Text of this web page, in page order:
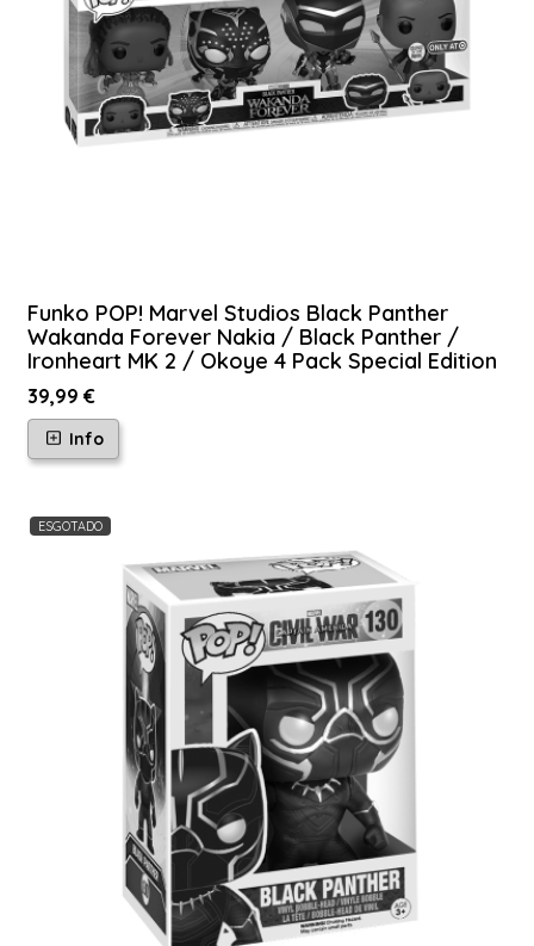
Funko POP! Marvel Studios Black Panther
Wakanda Forever Nakia / Black Panther /
Ironheart MK 2 / Okoye 4 Pack Special Edition
39,99 €
Info
ESGOTADO